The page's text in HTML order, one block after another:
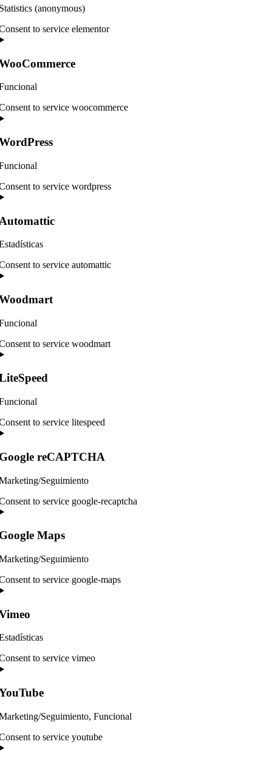
(anonymous)
to service elementor
to service woocommerce
to service wordpress
to service automattic
to service woodmart
to service litespeed
reCAPTCHA
Seguimiento
to service google-recaptcha
Maps
Seguimiento
to service google-maps
to service vimeo
Seguimiento, Funcional
to service youtube